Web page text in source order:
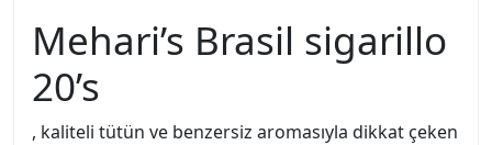
Mehari’s Brasil sigarillo
20’s
, kaliteli tütün ve benzersiz aromasıyla dikkat çeken